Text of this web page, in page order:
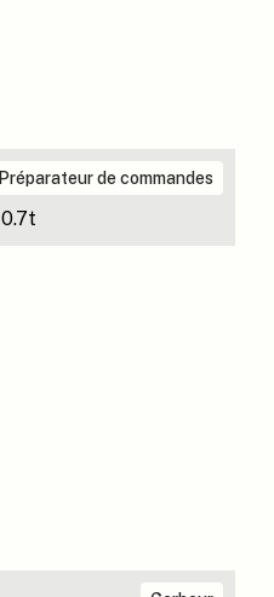
Préparateur de commandes